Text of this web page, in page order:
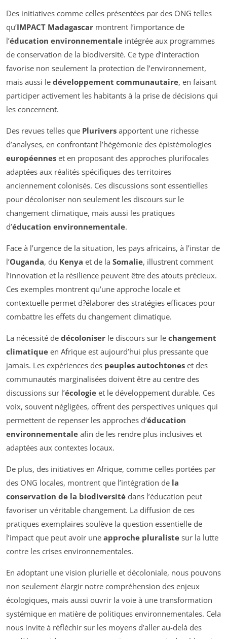
Des initiatives comme celles présentées par des ONG telles
qu’IMPACT Madagascar montrent l’importance de
l’éducation environnementale intégrée aux programmes
de conservation de la biodiversité. Ce type d’interaction
favorise non seulement la protection de l’environnement,
mais aussi le développement communautaire, en faisant
participer activement les habitants à la prise de décisions qui
les concernent.
Des revues telles que Plurivers apportent une richesse
d’analyses, en confrontant l’hégémonie des épistémologies
européennes et en proposant des approches plurifocales
adaptées aux réalités spécifiques des territoires
anciennement colonisés. Ces discussions sont essentielles
pour décoloniser non seulement les discours sur le
changement climatique, mais aussi les pratiques
d’éducation environnementale.
Face à l’urgence de la situation, les pays africains, à l’instar de
l’Ouganda, du Kenya et de la Somalie, illustrent comment
l’innovation et la résilience peuvent être des atouts précieux.
Ces exemples montrent qu’une approche locale et
contextuelle permet d?élaborer des stratégies efficaces pour
combattre les effets du changement climatique.
La nécessité de décoloniser le discours sur le changement
climatique en Afrique est aujourd’hui plus pressante que
jamais. Les expériences des peuples autochtones et des
communautés marginalisées doivent être au centre des
discussions sur l’écologie et le développement durable. Ces
voix, souvent négligées, offrent des perspectives uniques qui
permettent de repenser les approches d’éducation
environnementale afin de les rendre plus inclusives et
adaptées aux contextes locaux.
De plus, des initiatives en Afrique, comme celles portées par
des ONG locales, montrent que l’intégration de la
conservation de la biodiversité dans l’éducation peut
favoriser un véritable changement. La diffusion de ces
pratiques exemplaires soulève la question essentielle de
l’impact que peut avoir une approche pluraliste sur la lutte
contre les crises environnementales.
En adoptant une vision plurielle et décoloniale, nous pouvons
non seulement élargir notre compréhension des enjeux
écologiques, mais aussi ouvrir la voie à une transformation
systémique en matière de politiques environnementales. Cela
nous invite à réfléchir sur les moyens d’aller au-delà des